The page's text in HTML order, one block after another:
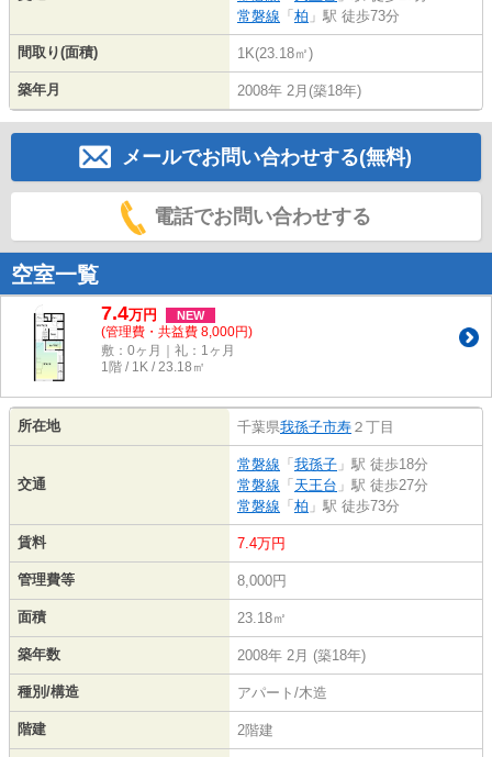
常磐線 「柏 」駅 徒歩73分
間取り(面積) 1K(23.18㎡)
築年月 2008年 2月(築18年)
メールでお問い合わせする(無料)
電話でお問い合わせする
空室一覧
7.4万円 NEW
(管理費・共益費 8,000円)
敷：0ヶ月｜礼：1ヶ月
1階 / 1K / 23.18㎡
所在地 千葉県我孫子市寿 ２丁目
交通
常磐線 「我孫子 」駅 徒歩18分
常磐線 「天王台 」駅 徒歩27分
常磐線 「柏 」駅 徒歩73分
賃料 7.4万円
管理費等 8,000円
面積 23.18㎡
築年数 2008年 2月 (築18年)
種別/構造 アパート/木造
階建 2階建